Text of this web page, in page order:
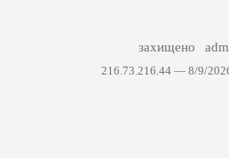
захищено
216.73.216.44 — 8/9/